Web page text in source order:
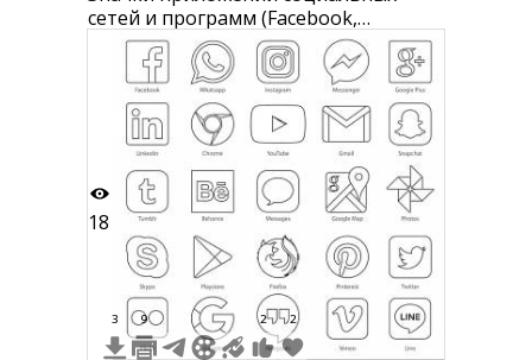
сетей и программ (Facebook,
WhatsApp, Instagram, Messenger,
Google+, LinkedIn, Chrome, YouTube,
Email, Snapchat, Tumblr, Behance,
Messages, Google Maps, Photos,
Skype, Playstore, Firefox, Pinterest,
Twitter, Flickr, Google, Ha
18
3 9 2 2